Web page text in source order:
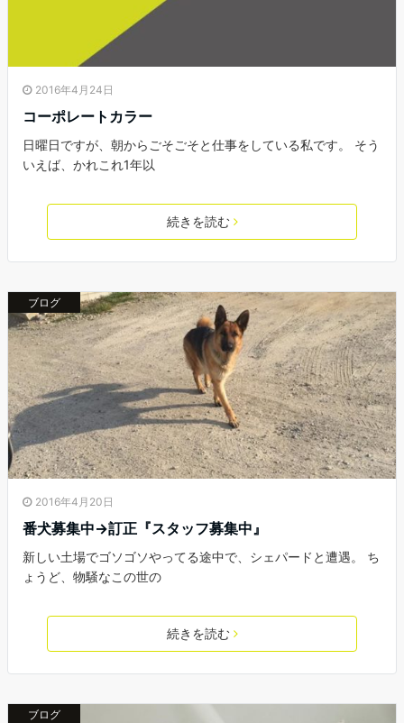
2016年4月24日
コーポレートカラー
日曜日ですが、朝からごそごそと仕事をしている私です。 そう
いえば、かれこれ1年以
続きを読む
ブログ
2016年4月20日
番犬募集中→訂正『スタッフ募集中』
新しい土場でゴソゴソやってる途中で、シェパードと遭遇。 ち
ょうど、物騒なこの世の
続きを読む
ブログ